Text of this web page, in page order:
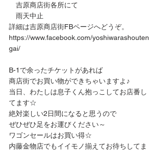
吉原商店街各所にて
雨天中止
詳細は吉原商店街FBページへどうぞ。
https://www.facebook.com/yoshiwarashouten
gai/
B-1で余ったチケットがあれば
商店街でお買い物ができちゃいますよ♪
当日、わたしは息子くん抱っこしてお店番し
てます☆
絶対楽しい2日間になると思うので
ぜひぜひ足をお運びください～
ワゴンセールはお買い得☆
内藤金物店でもイイモノ揃えてお待ちしてま